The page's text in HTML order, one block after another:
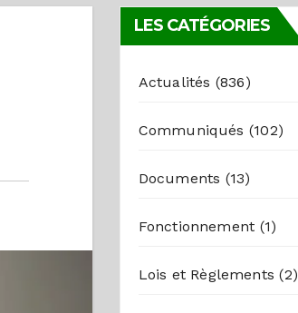
LES CATÉGORIES
Actualités (836)
Communiqués (102)
Documents (13)
Fonctionnement (1)
Lois et Règlements (2)